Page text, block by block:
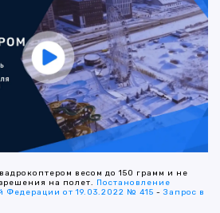
весом до 150 грамм и не
на полет. Постановление
Федерации от 19.03.2022 № 415 -Запрос в